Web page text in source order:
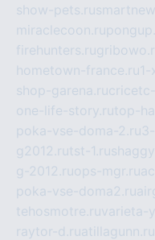
show-pets.ru
miraclecoon.ru
firehunters.ru
hometown-france.ru
shop-garena.ru
one-life-story.rutop-
poka-vse-doma-2.ru
g2012.rutst-1.ru
g-2012.ruops-mgr.ru
poka-vse-doma2.ru
tehosmotre.ruvarieta-
raytor-d.ruatillagunn.ru